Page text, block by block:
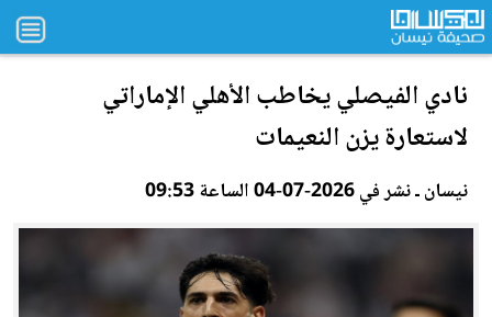
نادي الفيصلي يخاطب الأهلي الإماراتي
لاستعارة يزن النعيمات
نيسان ـ نشر في 2026-07-04 الساعة 09:53